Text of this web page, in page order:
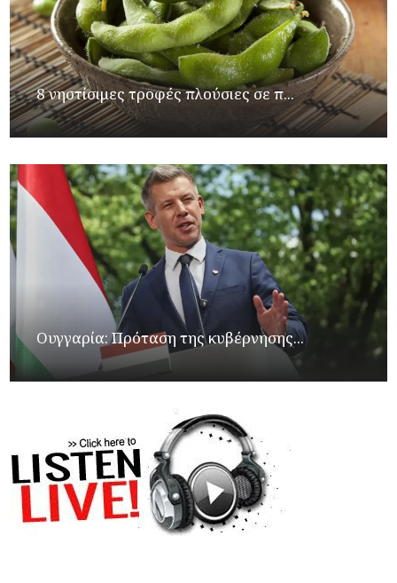
8 νηστίσιμες τροφές πλούσιες σε π...
Ουγγαρία: Πρόταση της κυβέρνησης...